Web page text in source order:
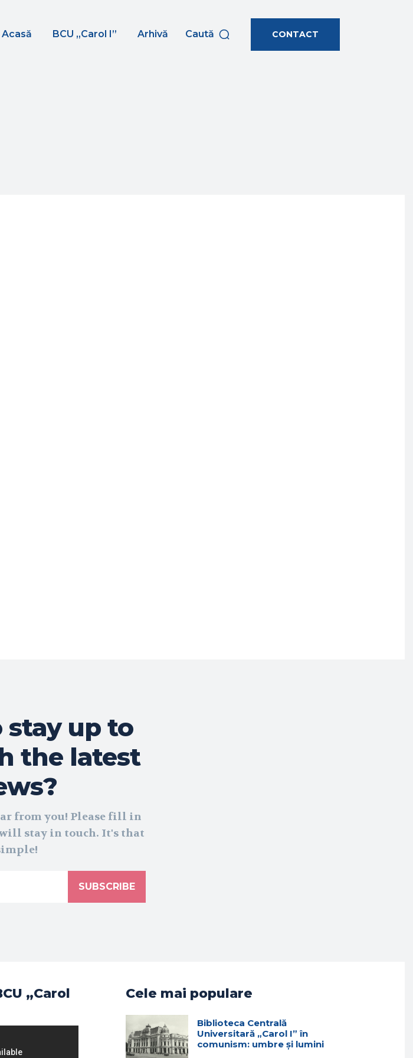
Acasă BCU „Carol I” Arhivă Caută CONTACT
up to
the latest
from you! Please fill in
stay in touch. It's that
SUBSCRIBE
„Carol
Cele mai populare
Biblioteca Centrală
Universitară „Carol I” în
comunism: umbre și lumini